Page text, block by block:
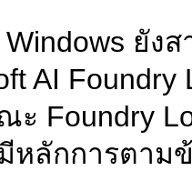
ยังส
AI
ะ Foundry
หลักการตา